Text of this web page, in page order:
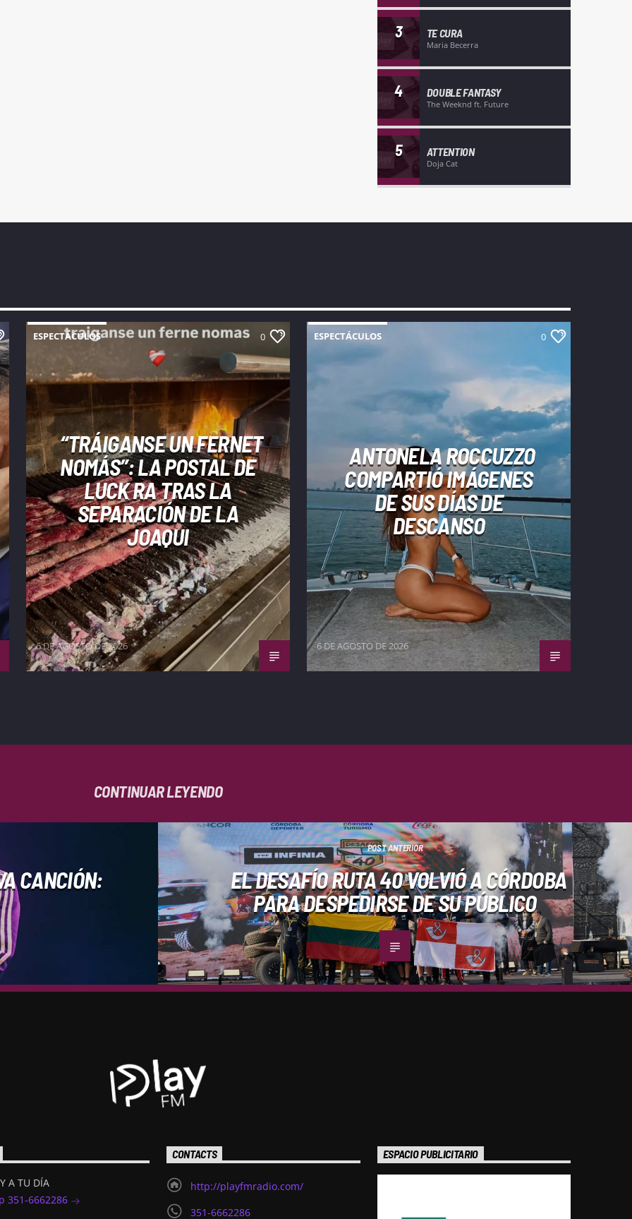
3 TE CURA
Maria Becerra
4 DOUBLE FANTASY
The Weeknd ft. Future
5 ATTENTION
Doja Cat
ESPECTÁCULOS 0
“TRÁIGANSE UN FERNET
NOMÁS”: LA POSTAL DE
LUCK RA TRAS LA
SEPARACIÓN DE LA
JOAQUI
6 DE AGOSTO DE 2026
ESPECTÁCULOS 0
ANTONELA ROCCUZZO
COMPARTIÓ IMÁGENES
DE SUS DÍAS DE
DESCANSO
6 DE AGOSTO DE 2026
CONTINUAR LEYENDO
CANCIÓN:
POST ANTERIOR
EL DESAFÍO RUTA 40 VOLVIÓ A CÓRDOBA
PARA DESPEDIRSE DE SU PÚBLICO
A TU DÍA
351-6662286
CONTACTS
http://playfmradio.com/
351-6662286
ESPACIO PUBLICITARIO